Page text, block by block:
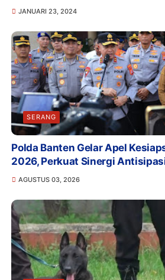
JANUARI 23, 2024
SERANG
Polda Banten Gelar Apel
2026, Perkuat Sinergi
AGUSTUS 03, 2026